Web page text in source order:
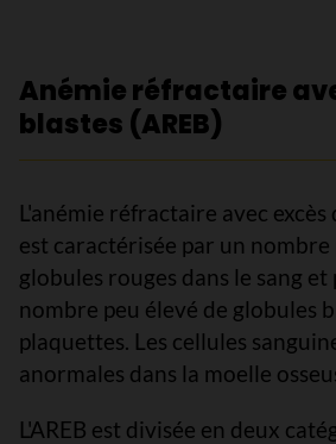
Anémie réfractaire
blastes (AREB)
L'anémie réfractaire avec excès
est caractérisée par un nombre
globules rouges dans le sang et
nombre peu élevé de globules
plaquettes. Les cellules
anormales dans la moelle
L'AREB est divisée en deux